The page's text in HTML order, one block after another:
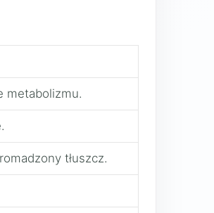
metabolizmu.
tłuszcz.